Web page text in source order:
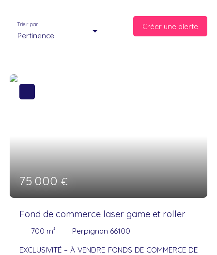
Pertinence
Trier par Créer une alerte
75 000€
Fond de commerce laser game et roller
700 m²
Perpignan 66100
EXCLUSIVITÉ – À VENDRE FONDS DE COMMERCE DE